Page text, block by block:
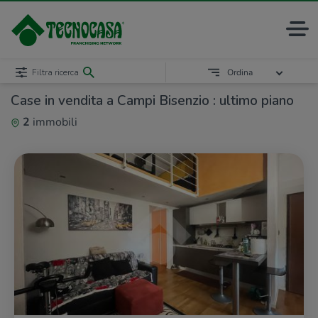
Case in vendita a Campi Bisenzio : ultimo piano
2 immobili
Filtra ricerca Ordina